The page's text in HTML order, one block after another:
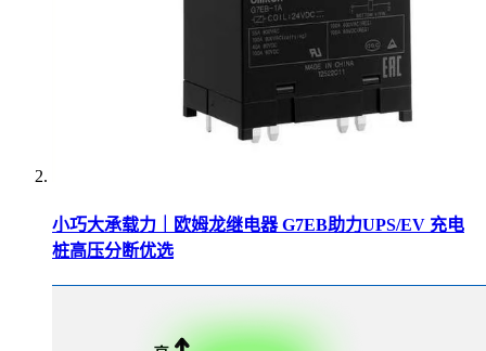
小巧大承载力｜欧姆龙继电器 G7EB助力UPS/EV 充电
桩高压分断优选